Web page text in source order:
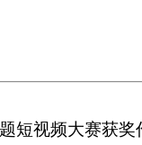
短视频大赛获